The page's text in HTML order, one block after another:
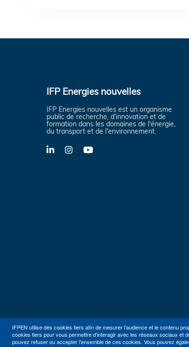
IFPEN utilise des cookies tiers afin de mesurer l’audience et le contenu
cookies tiers pour vous permettre d’interagir avec les réseaux sociaux et
pouvez refuser ou accepter l’ensemble de ces cookies. Vous pouvez
IFP Energies nouvelles
IFP Energies nouvelles est un organisme
public de recherche, d'innovation et de
formation dans les domaines de l'énergie,
du transport et de l'environnement.
LinkedInInstagramYouTube